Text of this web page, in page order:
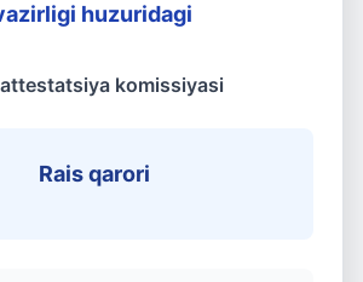
huzuridagi
komissiyasi
Rais qarori